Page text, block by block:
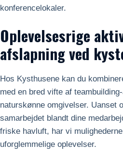
konferencelokaler.
Oplevelsesrige
afslapning ved
Hos Kysthusene kan du
med en bred vifte af
naturskønne omgivelser. Uanset
samarbejdet blandt dine
friske havluft, har vi
uforglemmelige oplevelser.